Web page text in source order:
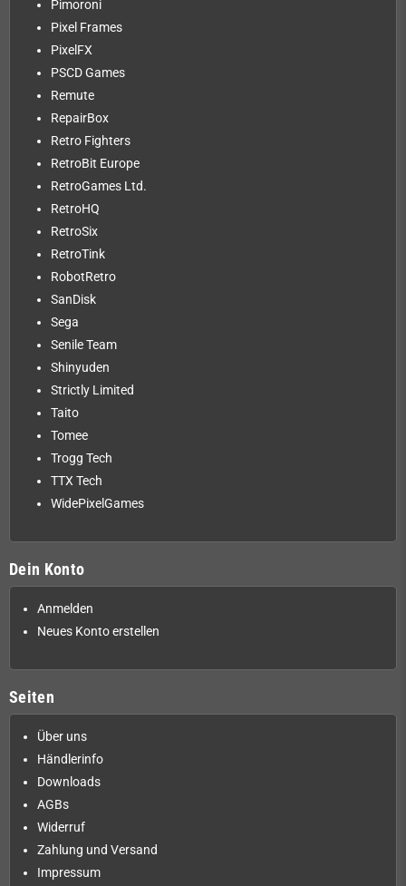
Pimoroni
Pixel Frames
PixelFX
PSCD Games
Remute
RepairBox
Retro Fighters
RetroBit Europe
RetroGames Ltd.
RetroHQ
RetroSix
RetroTink
RobotRetro
SanDisk
Sega
Senile Team
Shinyuden
Strictly Limited
Taito
Tomee
Trogg Tech
TTX Tech
WidePixelGames
Dein Konto
Anmelden
Neues Konto erstellen
Seiten
Über uns
Händlerinfo
Downloads
AGBs
Widerruf
Zahlung und Versand
Impressum